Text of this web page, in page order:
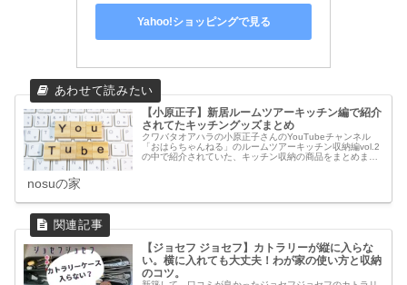
Yahoo!ショッピングで見る
【小原正子】新居ルームツアーキッチン編で紹介
されてたキッチングッズまとめ
クワバタオアハラの小原正子さんのYouTubeチャンネル
「おはらちゃんねる」のルームツアーキッチン収納編vol.2
の中で紹介されていた、キッチン収納の商品をまとめまし
nosuの家
【ジョセフ ジョセフ】カトラリーが縦に入らな
い。横に入れても大丈夫！わが家の使い方と収納
のコツ。